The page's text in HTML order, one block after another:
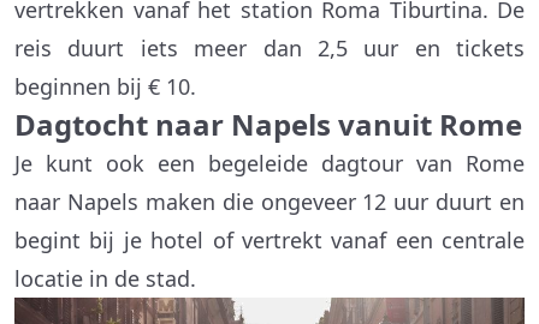
vertrekken vanaf het station Roma Tiburtina. De
reis duurt iets meer dan 2,5 uur en tickets
beginnen bij € 10.
Dagtocht naar Napels vanuit Rome
Je kunt ook een begeleide dagtour van Rome
naar Napels maken die ongeveer 12 uur duurt en
begint bij je hotel of vertrekt vanaf een centrale
locatie in de stad.